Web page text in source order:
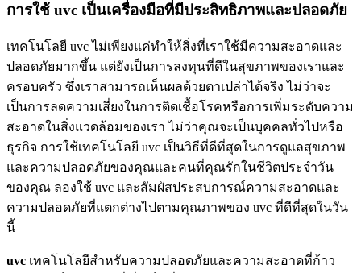
การใช้ uvc เป็นเครื่องมือที่มีประสิทธิภาพและปลอดภัย
เทคโนโลยี uvc ไม่เพียงแค่ทำให้สิ่งที่เราใช้มีความสะอาดและ
ปลอดภัยมากขึ้น แต่ยังเป็นการลงทุนที่ดีในสุขภาพของเราและ
ครอบครัว ซึ่งเราสามารถเห็นผลด้วยตาเปล่าได้จริง ไม่ว่าจะ
เป็นการลดความเสี่ยงในการติดเชื้อโรคหรือการเพิ่มระดับความ
สะอาดในสิ่งแวดล้อมของเรา ไม่ว่าคุณจะเป็นบุคคลทั่วไปหรือ
ธุรกิจ การใช้เทคโนโลยี uvc เป็นวิธีที่ดีที่สุดในการดูแลสุขภาพ
และความปลอดภัยของคุณและคนที่คุณรักในชีวิตประจำวัน
ของคุณ ลองใช้ uvc และสัมผัสประสบการณ์ความสะอาดและ
ความปลอดภัยที่แตกต่างไปตามคุณภาพของ uvc ที่ดีที่สุดในวัน
นี้
uvc เทคโนโลยีสำหรับความปลอดภัยและความสะอาดที่ก้าว